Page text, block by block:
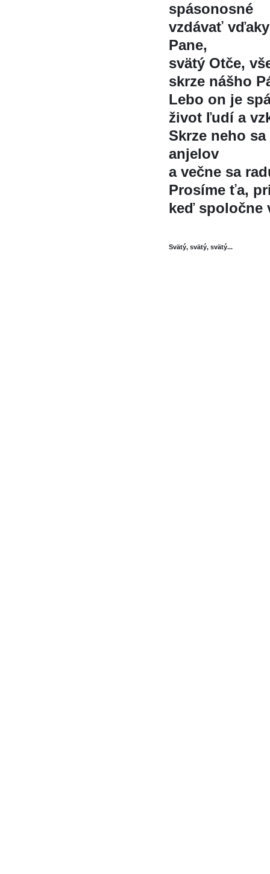
spásonosné
vzdávať
Pane,
svätý Otče,
skrze nášho
Lebo on je
život ľudí a
Skrze neho
anjelov
a večne sa
Prosíme ťa,
keď spoločne
Svätý, svätý, svätý...